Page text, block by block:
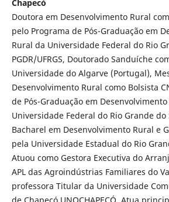
Chapecó
Doutora em Desenvolvimento Rural
pelo Programa de Pós-Graduação em
Rural da Universidade Federal do Rio
PGDR/UFRGS, Doutorado Sanduíche
Universidade do Algarve (Portugal),
Desenvolvimento Rural como Bolsista
de Pós-Graduação em
Universidade Federal do Rio Grande do
Bacharel em Desenvolvimento Rural e
pela Universidade Estadual do Rio
Atuou como Gestora Executiva do
APL das Agroindústrias Familiares do
professora Titular da Universidade